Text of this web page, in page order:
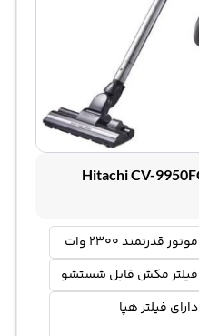
موتور قدرتمند 2300 وات
فیلتر مکش قابل شستشو
دارای فیلتر هپا